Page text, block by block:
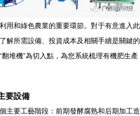
用和綠色農業的重要環節。對于有意進入此
解所需設備、投資成本及相關手續是關鍵的
堆機”為切入點，為您系統梳理有機肥生產
要設備
主要工藝階段：前期發酵腐熟和后期加工造